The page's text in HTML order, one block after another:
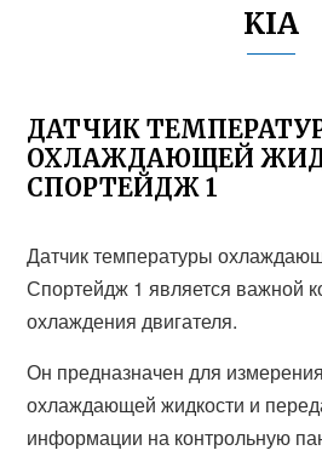
KIA
ДАТЧИК
ОХЛАЖДАЮЩЕЙ
СПОРТЕЙДЖ 1
Датчик температуры
Спортейдж 1 является важной
охлаждения двигателя.
Он предназначен для
охлаждающей жидкости и
информации на контрольную